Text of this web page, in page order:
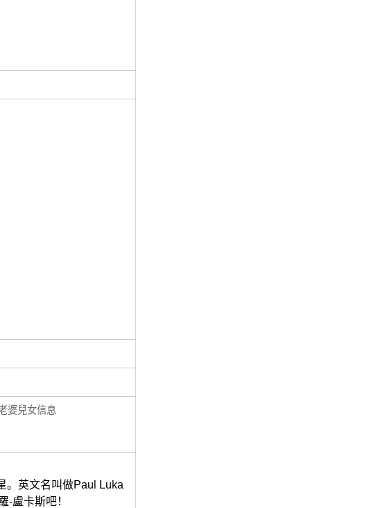
婆兒女信息
。英文名叫做Paul Luka
-盧卡斯吧！